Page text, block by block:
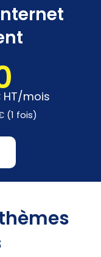
HT/mois
(1 fois)